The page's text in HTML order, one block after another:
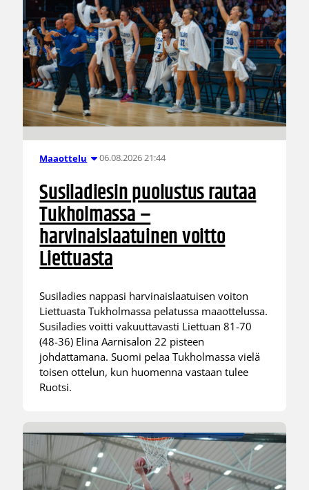
Maaottelu 06.08.2026 21:44
Susiladiesin puolustus rautaa
Tukholmassa –
harvinaislaatuinen voitto
Liettuasta
Susiladies nappasi harvinaislaatuisen voiton
Liettuasta Tukholmassa pelatussa maaottelussa.
Susiladies voitti vakuuttavasti Liettuan 81-70
(48-36) Elina Aarnisalon 22 pisteen
johdattamana. Suomi pelaa Tukholmassa vielä
toisen ottelun, kun huomenna vastaan tulee
Ruotsi.